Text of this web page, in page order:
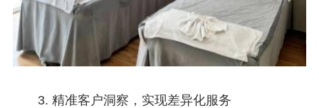
3. 精准客户洞察，实现差异化服务